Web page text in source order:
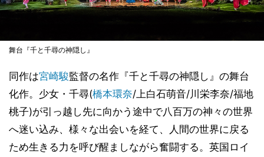
舞台『千と千尋の神隠し』
同作は宮崎駿監督の名作『千と千尋の神隠し』の舞台
化作。少女・千尋(橋本環奈/上白石萌音/川栄李奈/福地
桃子)が引っ越し先に向かう途中で八百万の神々の世界
へ迷い込み、様々な出会いを経て、人間の世界に戻る
ため生きる力を呼び醒ましながら奮闘する。英国ロイ